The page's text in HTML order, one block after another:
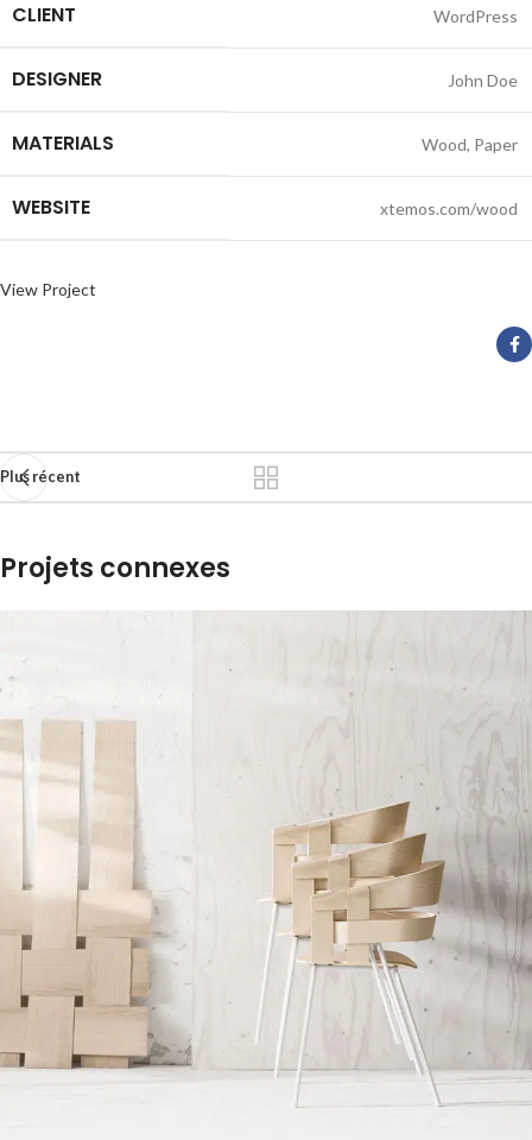
CLIENT WordPress
DESIGNER John Doe
MATERIALS Wood, Paper
WEBSITE xtemos.com/wood
View Project
Plus récent
Projets connexes